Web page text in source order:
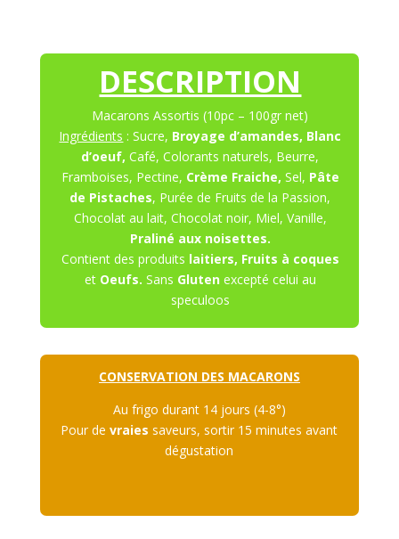
DESCRIPTION
Macarons Assortis (10pc – 100gr net)
Ingrédients : Sucre, Broyage d’amandes, Blanc
d’oeuf,Café, Colorants naturels, Beurre,
Framboises, Pectine, Crème Fraiche, Sel, Pâte
de Pistaches, Purée de Fruits de la Passion,
Chocolat au lait, Chocolat noir, Miel, Vanille,
Praliné aux noisettes.
Contient des produits laitiers, Fruits à coques
etOeufs. Sans Glutenexcepté celui au
speculoos
CONSERVATION DES MACARONS
Au frigo durant 14 jours (4-8°)
Pour devraies saveurs, sortir 15 minutes avant
dégustation